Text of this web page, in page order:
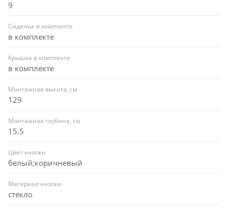
9
Сиденье в комплекте
в комплекте
Крышка в комплекте
в комплекте
Монтажная высота, см
129
Монтажная глубина, см
15.5
Цвет кнопки
белый;коричневый
Материал кнопки
стекло